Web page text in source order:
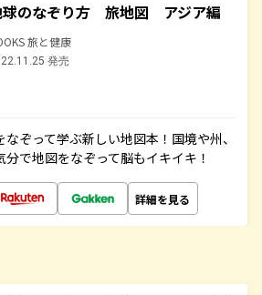
球のなぞり方 旅地図 アジア編
旅と健康
発売
ぞって学ぶ新しい地図本！国境や州、
で地図をなぞって脳もイキイキ！
詳細を見る